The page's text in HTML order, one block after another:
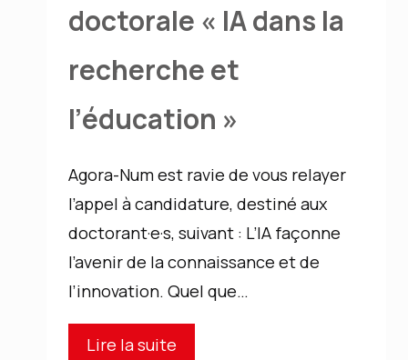
doctorale « IA dans la
recherche et
l’éducation »
Agora-Num est ravie de vous relayer
l’appel à candidature, destiné aux
doctorant·e·s, suivant : L’IA façonne
l’avenir de la connaissance et de
l’innovation. Quel que…
Lire la suite